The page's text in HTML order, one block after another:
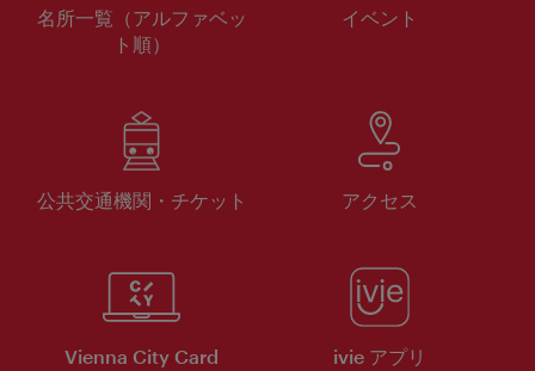
名所一覧（アルファベッ
ト順）
イベント
公共交通機関・チケット アクセス
Vienna City Card ivie アプリ